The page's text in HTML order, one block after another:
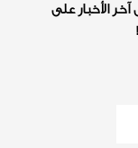
الأخبار على